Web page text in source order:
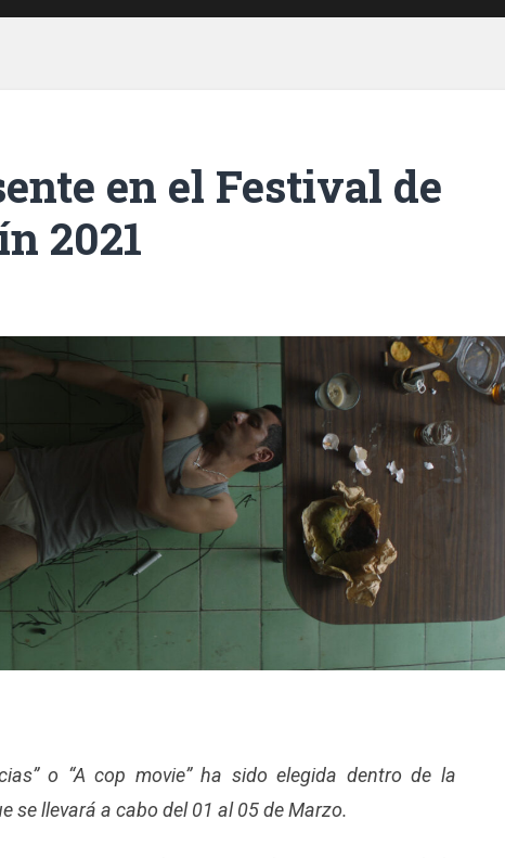
en el Festival de
2021
o “A cop movie” ha sido elegida dentro de la
se llevará a cabo del 01 al 05 de Marzo.